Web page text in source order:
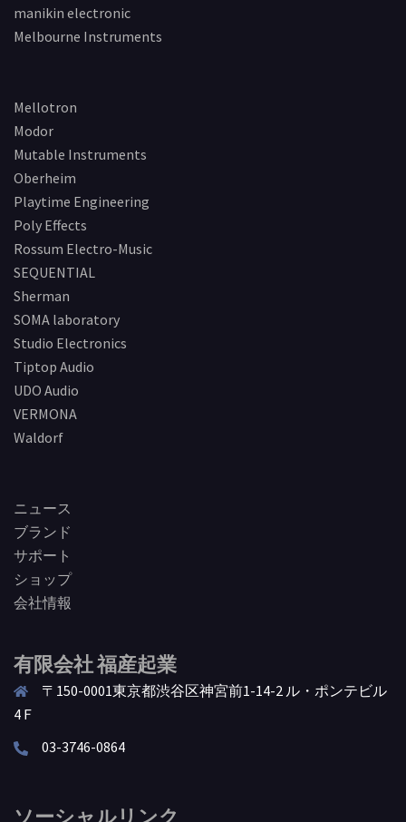
manikin electronic
Melbourne Instruments
Mellotron
Modor
Mutable Instruments
Oberheim
Playtime Engineering
Poly Effects
Rossum Electro-Music
SEQUENTIAL
Sherman
SOMA laboratory
Studio Electronics
Tiptop Audio
UDO Audio
VERMONA
Waldorf
ニュース
ブランド
サポート
ショップ
会社情報
有限会社 福産起業
〒150-0001東京都渋谷区神宮前1-14-2 ル・ポンテビル
4Ｆ
03-3746-0864
ソーシャルリンク